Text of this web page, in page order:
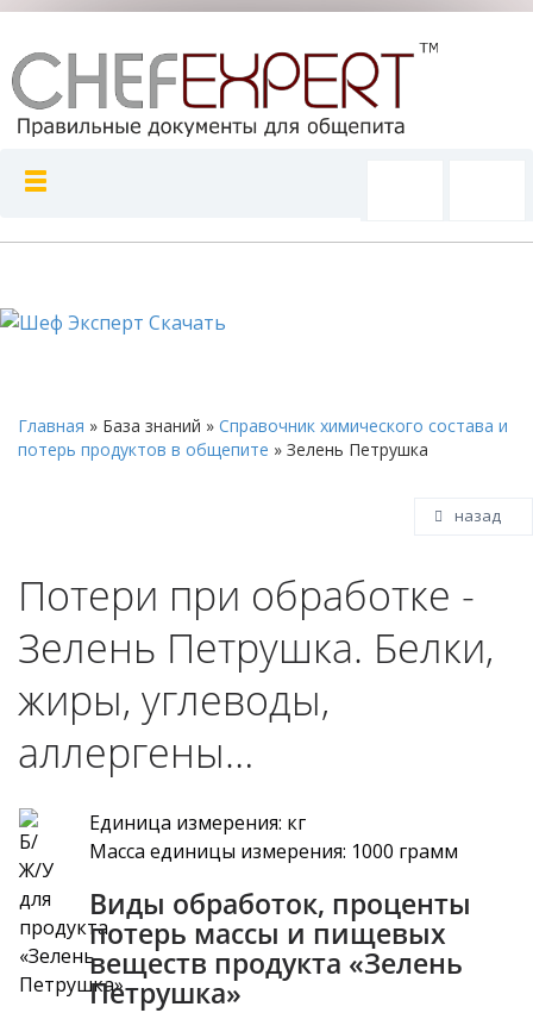
Главная » База знаний » Справочник химического состава и
потерь продуктов в общепите » Зелень Петрушка
назад
Потери при обработке -
Зелень Петрушка. Белки,
жиры, углеводы,
аллергены…
Единица измерения: кг
Масса единицы измерения: 1000 грамм
Виды обработок, проценты
потерь массы и пищевых
веществ продукта «Зелень
Петрушка»